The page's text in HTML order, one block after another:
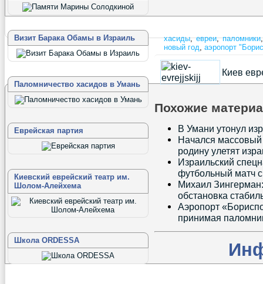
хасиды,евреи,паломники
новый год, аэропорт
Киев
Похожие
В Умани утонул
Начался массовый
родину улетят
Израильский
футбольный матч
Михаил
обстановка
Аэропорт
принимая
Визит Барака Обамы в Израиль
Паломничество хасидов в Умань
Еврейская партия
Киевский еврейский театр им.
Шолом-Алейхема
Школа ORDESSA